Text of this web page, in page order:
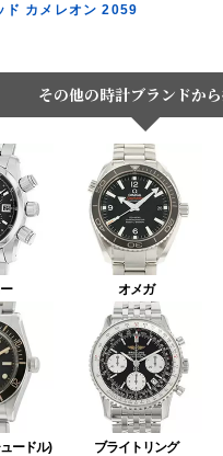
ド カメレオン 2059
その他の時計ブランドか
オメガ
ードル) ブライトリング